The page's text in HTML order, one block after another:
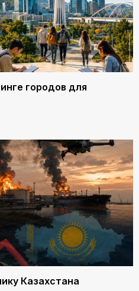
городов для
Казахстана